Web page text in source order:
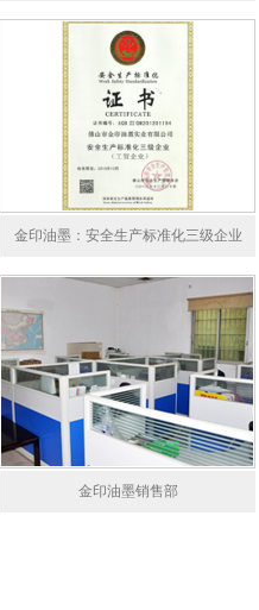
金印油墨：安全生产标准化三级企业
金印油墨销售部